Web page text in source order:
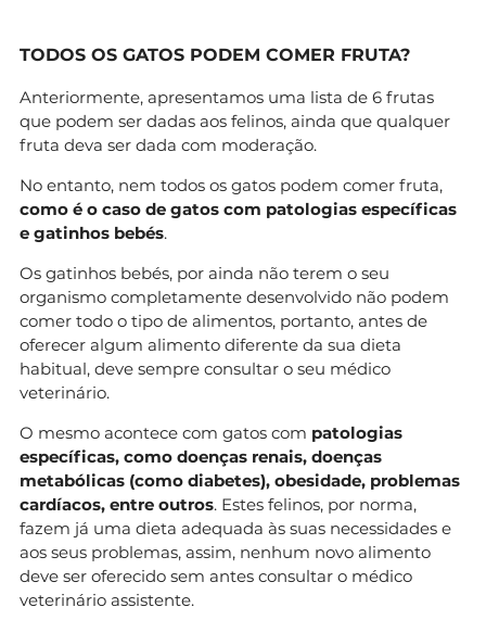
TODOS OS GATOS PODEM COMER FRUTA?
Anteriormente, apresentamos uma lista de 6 frutas
que podem ser dadas aos felinos, ainda que qualquer
fruta deva ser dada com moderação.
No entanto, nem todos os gatos podem comer fruta,
como é o caso de gatos com patologias específicas
e gatinhos bebés.
Os gatinhos bebés, por ainda não terem o seu
organismo completamente desenvolvido não podem
comer todo o tipo de alimentos, portanto, antes de
oferecer algum alimento diferente da sua dieta
habitual, deve sempre consultar o seu médico
veterinário.
O mesmo acontece com gatos com patologias
específicas, como doenças renais, doenças
metabólicas (como diabetes), obesidade, problemas
cardíacos, entre outros. Estes felinos, por norma,
fazem já uma dieta adequada às suas necessidades e
aos seus problemas, assim, nenhum novo alimento
deve ser oferecido sem antes consultar o médico
veterinário assistente.